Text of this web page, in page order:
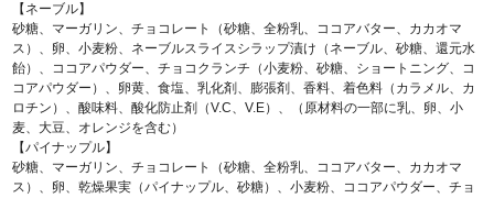
【ネーブル】
砂糖、マーガリン、チョコレート（砂糖、全粉乳、ココアバター、カカオマ
ス）、卵、小麦粉、ネーブルスライスシラップ漬け（ネーブル、砂糖、還元水
飴）、ココアパウダー、チョコクランチ（小麦粉、砂糖、ショートニング、コ
コアパウダー）、卵黄、食塩、乳化剤、膨張剤、香料、着色料（カラメル、カ
ロチン）、酸味料、酸化防止剤（V.C、V.E）、（原材料の一部に乳、卵、小
麦、大豆、オレンジを含む）
【パイナップル】
砂糖、マーガリン、チョコレート（砂糖、全粉乳、ココアバター、カカオマ
ス）、卵、乾燥果実（パイナップル、砂糖）、小麦粉、ココアパウダー、チョ